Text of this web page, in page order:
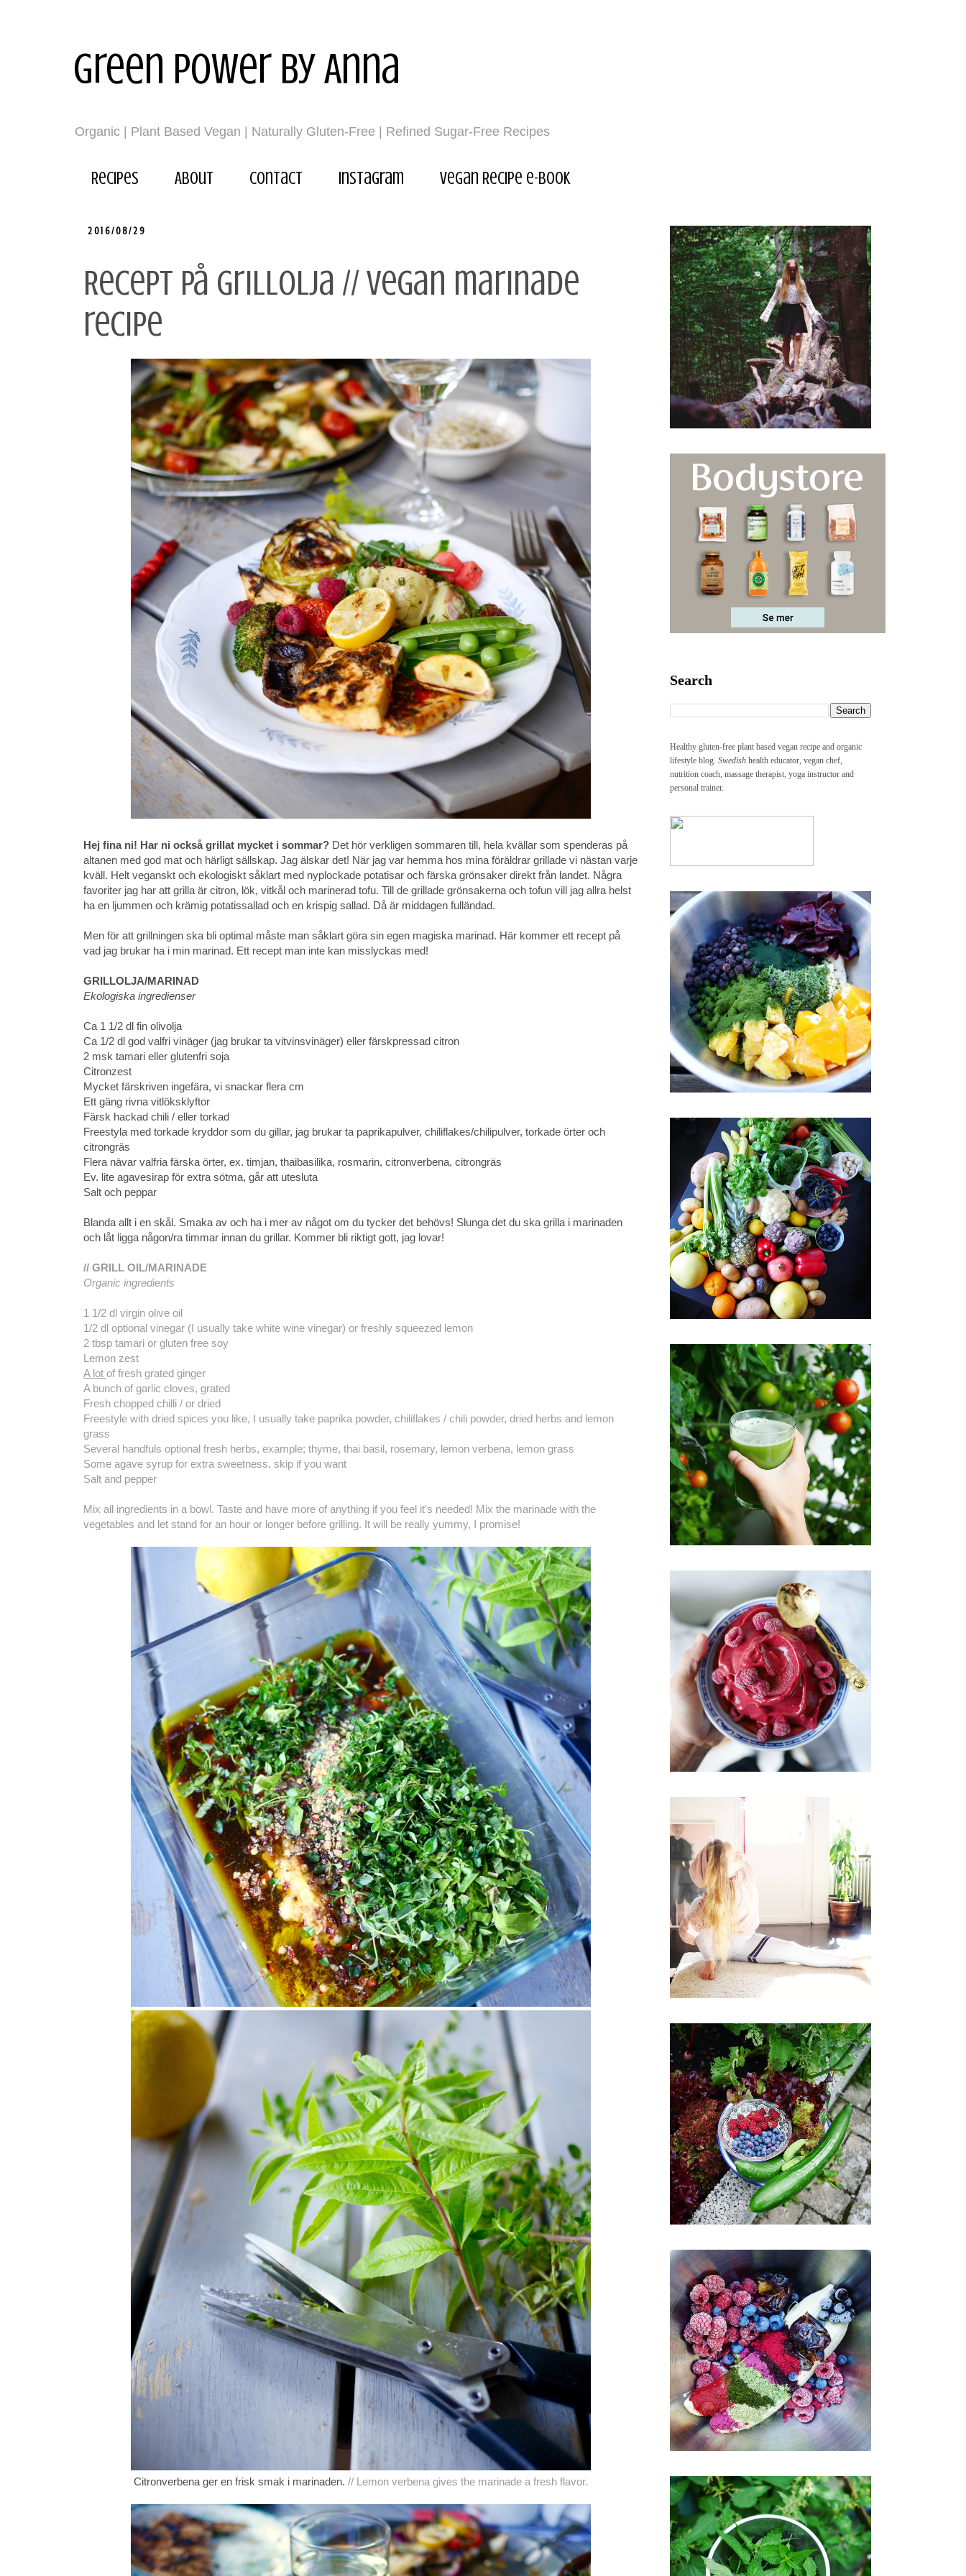
Green power by Anna
Organic | Plant Based Vegan | Naturally Gluten-Free | Refined Sugar-Free Recipes
Recipes About Contact Instagram Vegan Recipe e-book
2016/08/29
Recept på grillolja // Vegan marinade
recipe
Hej fina ni! Har ni också grillat mycket i sommar? Det hör verkligen sommaren till, hela kvällar som spenderas på
altanen med god mat och härligt sällskap. Jag älskar det! När jag var hemma hos mina föräldrar grillade vi nästan varje
kväll. Helt veganskt och ekologiskt såklart med nyplockade potatisar och färska grönsaker direkt från landet. Några
favoriter jag har att grilla är citron, lök, vitkål och marinerad tofu. Till de grillade grönsakerna och tofun vill jag allra helst
ha en ljummen och krämig potatissallad och en krispig sallad. Då är middagen fulländad.
Men för att grillningen ska bli optimal måste man såklart göra sin egen magiska marinad. Här kommer ett recept på
vad jag brukar ha i min marinad. Ett recept man inte kan misslyckas med!
GRILLOLJA/MARINAD
Ekologiska ingredienser
Ca 1 1/2 dl fin olivolja
Ca 1/2 dl god valfri vinäger (jag brukar ta vitvinsvinäger) eller färskpressad citron
2 msk tamari eller glutenfri soja
Citronzest
Mycket färskriven ingefära, vi snackar flera cm
Ett gäng rivna vitlöksklyftor
Färsk hackad chili / eller torkad
Freestyla med torkade kryddor som du gillar, jag brukar ta paprikapulver, chiliflakes/chilipulver, torkade örter och
citrongräs
Flera nävar valfria färska örter, ex. timjan, thaibasilika, rosmarin, citronverbena, citrongräs
Ev. lite agavesirap för extra sötma, går att utesluta
Salt och peppar
Blanda allt i en skål. Smaka av och ha i mer av något om du tycker det behövs! Slunga det du ska grilla i marinaden
och låt ligga någon/ra timmar innan du grillar. Kommer bli riktigt gott, jag lovar!
// GRILL OIL/MARINADE
Organic ingredients
1 1/2 dl virgin olive oil
1/2 dl optional vinegar (I usually take white wine vinegar) or freshly squeezed lemon
2 tbsp tamari or gluten free soy
Lemon zest
A lot of fresh grated ginger
A bunch of garlic cloves, grated
Fresh chopped chilli / or dried
Freestyle with dried spices you like, I usually take paprika powder, chiliflakes / chili powder, dried herbs and lemon
grass
Several handfuls optional fresh herbs, example; thyme, thai basil, rosemary, lemon verbena, lemon grass
Some agave syrup for extra sweetness, skip if you want
Salt and pepper
Mix all ingredients in a bowl. Taste and have more of anything if you feel it's needed! Mix the marinade with the
vegetables and let stand for an hour or longer before grilling. It will be really yummy, I promise!
Citronverbena ger en frisk smak i marinaden. // Lemon verbena gives the marinade a fresh flavor.
Search
Healthy gluten-free plant based vegan recipe and organic
lifestyle blog. Swedish health educator, vegan chef,
nutrition coach, massage therapist, yoga instructor and
personal trainer.